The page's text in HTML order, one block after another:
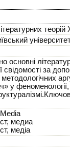
теорій
основні
за
методологічних
у
медиа
медіа